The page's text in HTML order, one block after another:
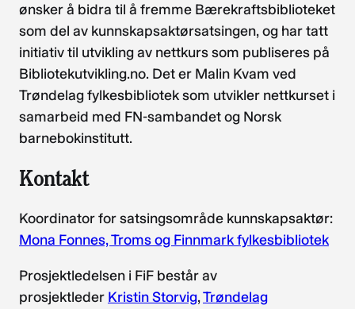
ønsker å bidra til å fremme Bærekraftsbiblioteket
som del av kunnskapsaktørsatsingen, og har tatt
initiativ til utvikling av nettkurs som publiseres på
Bibliotekutvikling.no. Det er Malin Kvam ved
Trøndelag fylkesbibliotek som utvikler nettkurset i
samarbeid med FN-sambandet og Norsk
barnebokinstitutt.
Kontakt
Koordinator for satsingsområde kunnskapsaktør:
Mona Fonnes, Troms og Finnmark fylkesbibliotek
Prosjektledelsen i FiF består av
prosjektleder Kristin Storvig,Trøndelag